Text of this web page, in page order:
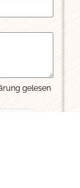
gelesen